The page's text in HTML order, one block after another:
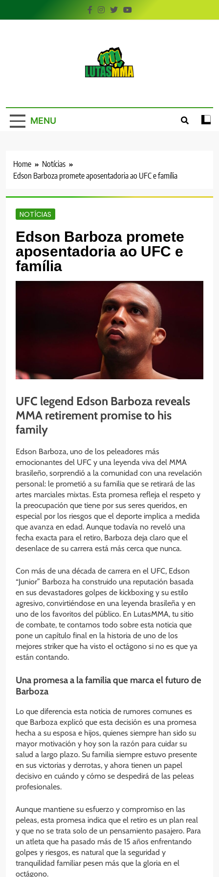
to
MENU
Home
Notícias
Edson Barboza promete aposentadoria ao UFC e família
NOTÍCIAS
Edson Barboza promete
aposentadoria ao UFC e
família
UFC legend Edson Barboza reveals
MMA retirement promise to his
family
Edson Barboza, uno de los peleadores más
emocionantes del UFC y una leyenda viva del MMA
brasileño, sorprendió a la comunidad con una revelación
personal: le prometió a su familia que se retirará de las
artes marciales mixtas. Esta promesa refleja el respeto y
la preocupación que tiene por sus seres queridos, en
especial por los riesgos que el deporte implica a medida
que avanza en edad. Aunque todavía no reveló una
fecha exacta para el retiro, Barboza deja claro que el
desenlace de su carrera está más cerca que nunca.
Con más de una década de carrera en el UFC, Edson
“Junior” Barboza ha construido una reputación basada
en sus devastadores golpes de kickboxing y su estilo
agresivo, convirtiéndose en una leyenda brasileña y en
uno de los favoritos del público. En LutasMMA, tu sitio
de combate, te contamos todo sobre esta noticia que
pone un capítulo final en la historia de uno de los
mejores striker que ha visto el octágono si no es que ya
están contando.
Una promesa a la familia que marca el futuro de
Barboza
Lo que diferencia esta noticia de rumores comunes es
que Barboza explicó que esta decisión es una promesa
hecha a su esposa e hijos, quienes siempre han sido su
mayor motivación y hoy son la razón para cuidar su
salud a largo plazo. Su familia siempre estuvo presente
en sus victorias y derrotas, y ahora tienen un papel
decisivo en cuándo y cómo se despedirá de las peleas
profesionales.
Aunque mantiene su esfuerzo y compromiso en las
peleas, esta promesa indica que el retiro es un plan real
y que no se trata solo de un pensamiento pasajero. Para
un atleta que ha pasado más de 15 años enfrentando
golpes y riesgos, es natural que la seguridad y
tranquilidad familiar pesen más que la gloria en el
octágono.